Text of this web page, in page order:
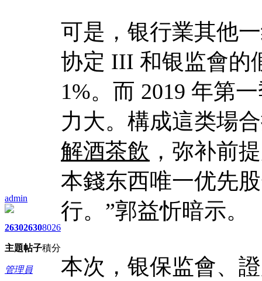
admin
2630
主題
2630
帖子
8026
積分
管理員
可是，银行業其他
协定 III 和银监會的
1%。而 2019 年第
力大。構成這类場
解酒茶飲 ，弥补前
本錢东西唯一优先
行。”郭益忻暗示。
本次，银保监會、